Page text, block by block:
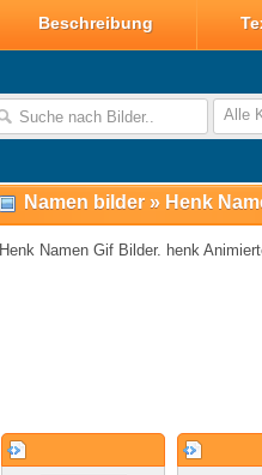
Beschreibung
Alle
Namen bilder » Henk
Henk Namen Gif Bilder. henk